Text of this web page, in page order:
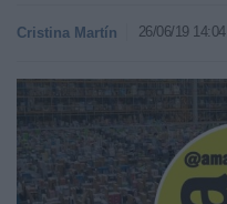
Cristina Martín 26/06/19 14:04